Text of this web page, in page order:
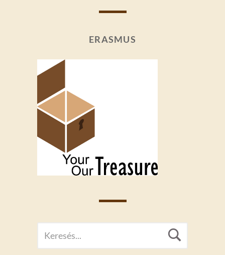
ERASMUS
FOR: